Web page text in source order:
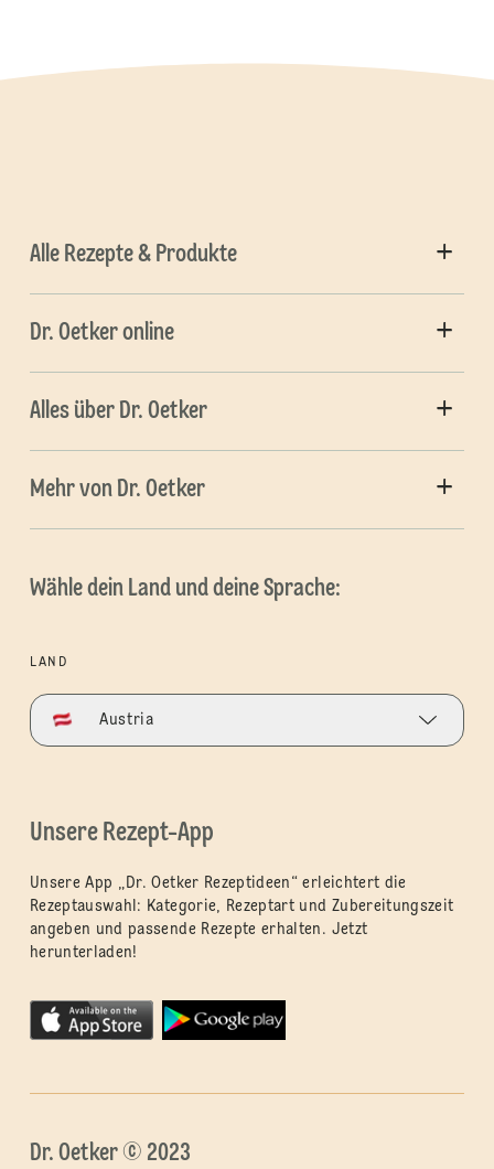
Alle Rezepte & Produkte
Dr. Oetker online
Alles über Dr. Oetker
Mehr von Dr. Oetker
Wähle dein Land und deine Sprache:
LAND
Austria
Unsere Rezept-App
Unsere App „Dr. Oetker Rezeptideen“ erleichtert die
Rezeptauswahl: Kategorie, Rezeptart und Zubereitungszeit
angeben und passende Rezepte erhalten. Jetzt
herunterladen!
Dr. Oetker © 2023